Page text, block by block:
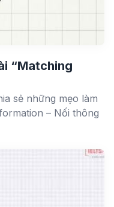
“Matching
sẻ những mẹo làm
– Nối thông